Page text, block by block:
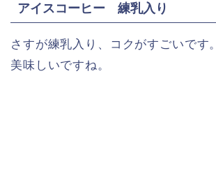
アイスコーヒー 練乳入り
さすが練乳入り、コクがすごいです。
美味しいですね。